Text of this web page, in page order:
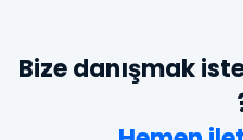
Bize danışmak